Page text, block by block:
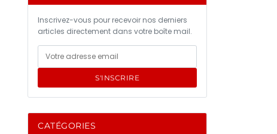
Inscrivez-vous pour recevoir nos derniers
articles directement dans votre boîte mail.
S'INSCRIRE
CATÉGORIES